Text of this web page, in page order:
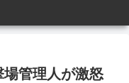
管理人が激怒